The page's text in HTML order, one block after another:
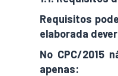
Requisitos
elaborada
No CPC/2015
apenas: